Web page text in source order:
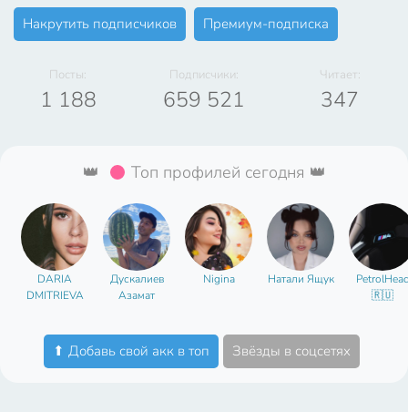
Накрутить подписчиков
Премиум-подписка
Посты:
1 188
Подписчики:
659 521
Читает:
347
👑 Топ профилей сегодня 👑
DARIA
DMITRIEVA
Дускалиев
Азамат
Nigina Натали Ящук
🇷🇺
⬆ Добавь свой акк в топ Звёзды в соцсетях